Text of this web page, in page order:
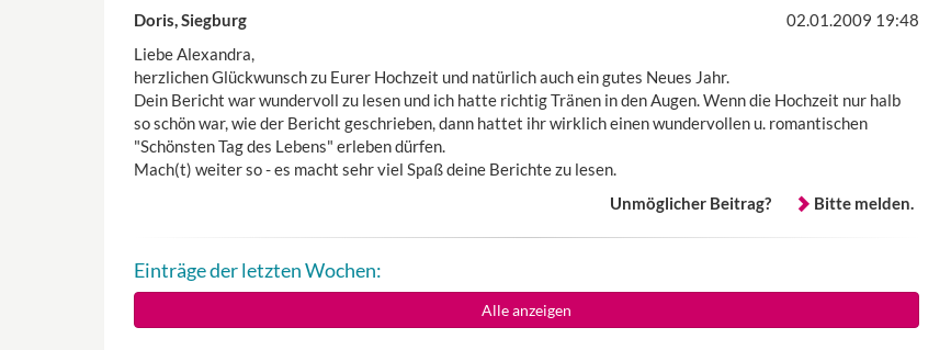
Doris, Siegburg
02.01.2009 19:48
Liebe Alexandra,
herzlichen Glückwunsch zu Eurer Hochzeit und natürlich auch ein gutes Neues Jahr.
Dein Bericht war wundervoll zu lesen und ich hatte richtig Tränen in den Augen. Wenn die Hochzeit nur halb
so schön war, wie der Bericht geschrieben, dann hattet ihr wirklich einen wundervollen u. romantischen
"Schönsten Tag des Lebens" erleben dürfen.
Mach(t) weiter so - es macht sehr viel Spaß deine Berichte zu lesen.
Unmöglicher Beitrag?
Bitte melden.
Einträge der letzten Wochen:
Alle anzeigen